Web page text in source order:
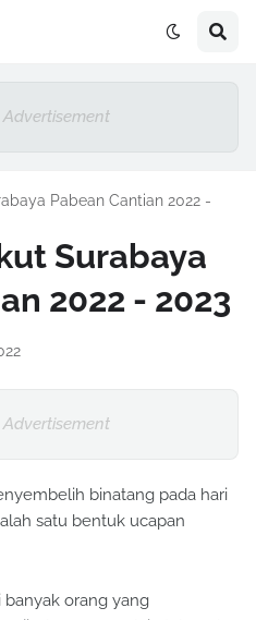
Pabean Cantian 2022 -
Surabaya
2022 - 2023
binatang pada hari
satu bentuk ucapan
banyak orang yang